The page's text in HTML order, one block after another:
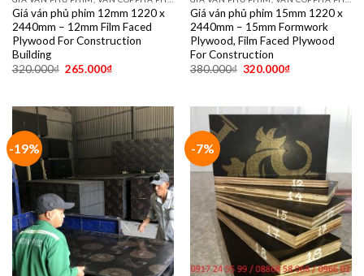
Giá ván phủ phim 12mm 1220 x
2440mm – 12mm Film Faced
Plywood For Construction
Building
320.000₫ 265.000₫
Giá ván phủ phim 15mm 1220 x
2440mm – 15mm Formwork
Plywood, Film Faced Plywood
For Construction
380.000₫ 320.000₫
-19% -7%